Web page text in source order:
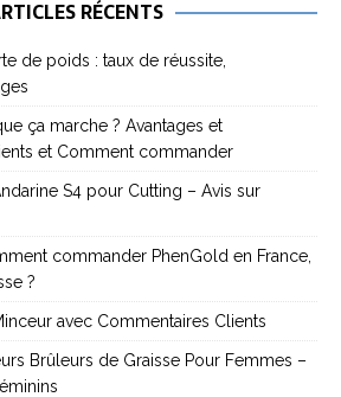
RÉCENTS
de poids : taux de réussite,
ça marche ? Avantages et
et Comment commander
S4 pour Cutting – Avis sur
commander PhenGold en France,
?
avec Commentaires Clients
Brûleurs de Graisse Pour Femmes –